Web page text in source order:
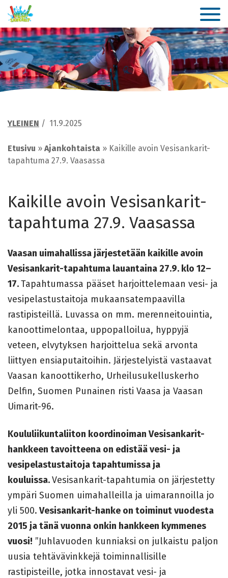
YLEINEN / 11.9.2025
Etusivu » Ajankohtaista » Kaikille avoin Vesisankarit-
tapahtuma 27.9. Vaasassa
Kaikille avoin Vesisankarit-
tapahtuma 27.9. Vaasassa
Vaasan uimahallissa järjestetään kaikille avoin
Vesisankarit-tapahtuma lauantaina 27.9. klo 12–
17.Tapahtumassa pääset harjoittelemaan vesi- ja
vesipelastustaitoja mukaansatempaavilla
rastipisteillä. Luvassa on mm. merenneitouintia,
kanoottimelontaa, uppopalloilua, hyppyjä
veteen, elvytyksen harjoittelua sekä arvonta
liittyen ensiaputaitoihin. Järjestelyistä vastaavat
Vaasan kanoottikerho, Urheilusukelluskerho
Delfin, Suomen Punainen risti Vaasa ja Vaasan
Uimarit-96.
Koululiikuntaliiton koordinoiman Vesisankarit-
hankkeen tavoitteena on edistää vesi- ja
vesipelastustaitoja tapahtumissa ja
kouluissa.Vesisankarit-tapahtumia on järjestetty
ympäri Suomen uimahalleilla ja uimarannoilla jo
yli 500. Vesisankarit-hanke on toiminut vuodesta
2015 ja tänä vuonna onkin hankkeen kymmenes
vuosi! ”Juhlavuoden kunniaksi on julkaistu paljon
uusia tehtävävinkkejä toiminnallisille
rastipisteille, jotka innostavat vesi- ja